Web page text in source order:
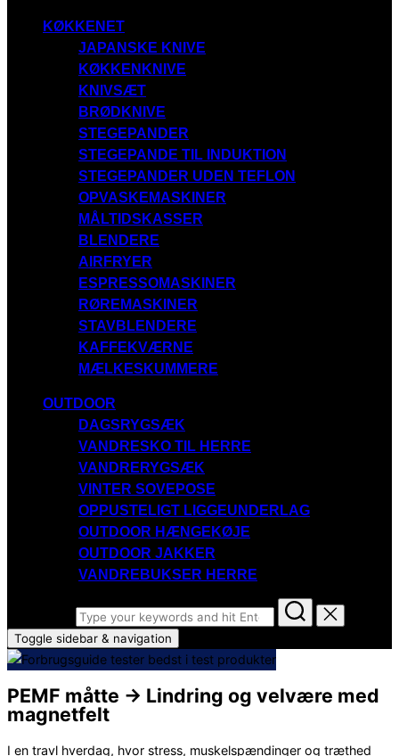
KØKKENET
JAPANSKE KNIVE
KØKKENKNIVE
KNIVSÆT
BRØDKNIVE
STEGEPANDER
STEGEPANDE TIL INDUKTION
STEGEPANDER UDEN TEFLON
OPVASKEMASKINER
MÅLTIDSKASSER
BLENDERE
AIRFRYER
ESPRESSOMASKINER
RØREMASKINER
STAVBLENDERE
KAFFEKVÆRNE
MÆLKESKUMMERE
OUTDOOR
DAGSRYGSÆK
VANDRESKO TIL HERRE
VANDRERYGSÆK
VINTER SOVEPOSE
OPPUSTELIGT LIGGEUNDERLAG
OUTDOOR HÆNGEKØJE
OUTDOOR JAKKER
VANDREBUKSER HERRE
Toggle sidebar & navigation
PEMF måtte → Lindring og velvære med
magnetfelt
I en travl hverdag, hvor stress, muskelspændinger og træthed